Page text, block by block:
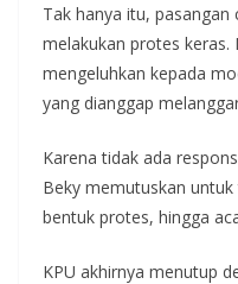
Tak hanya itu,
melakukan protes keras.
mengeluhkan kepada
yang dianggap
Karena tidak ada
Beky memutuskan
bentuk protes, hingga
KPU akhirnya menutup